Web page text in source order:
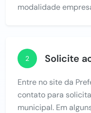
modalidade
2 Solicite
Entre no site da
contato para
municipal. Em